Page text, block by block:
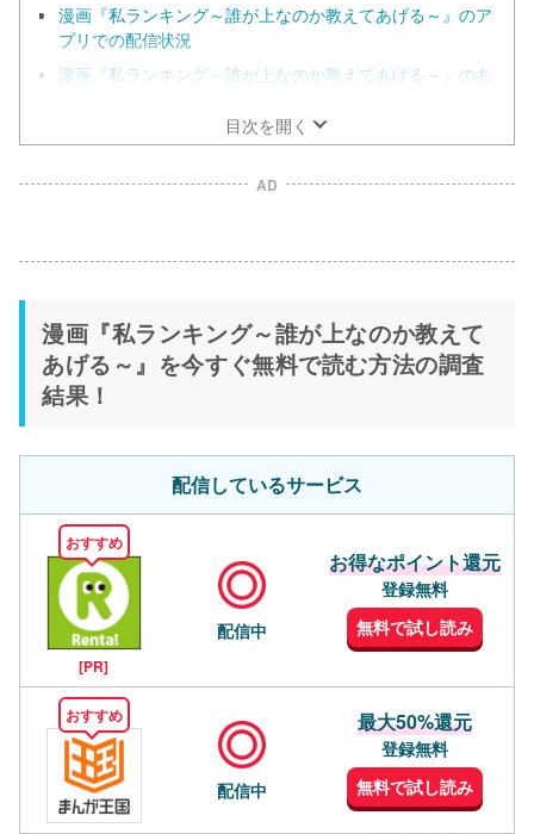
漫画『私ランキング～誰が上なのか教えてあげる～』のア
プリでの配信状況
漫画『私ランキング～誰が上なのか教えてあげる～』のあ
目次を開く
AD
漫画『私ランキング～誰が上なのか教えて
あげる～』を今すぐ無料で読む方法の調査
結果！
配信しているサービス
おすすめ
[PR]
配信中
お得なポイント還元
登録無料
無料で試し読み
おすすめ
配信中
最大50%還元
登録無料
無料で試し読み